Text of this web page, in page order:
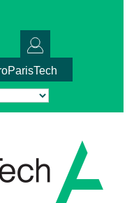
Translate